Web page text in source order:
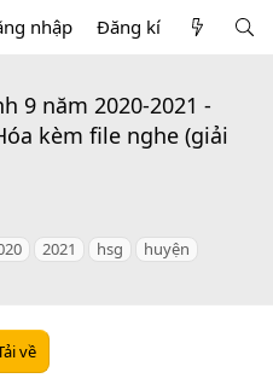
nhập Đăng kí
9 năm 2020-2021 -
kèm file nghe (giải
2021 hsg
huyện
về